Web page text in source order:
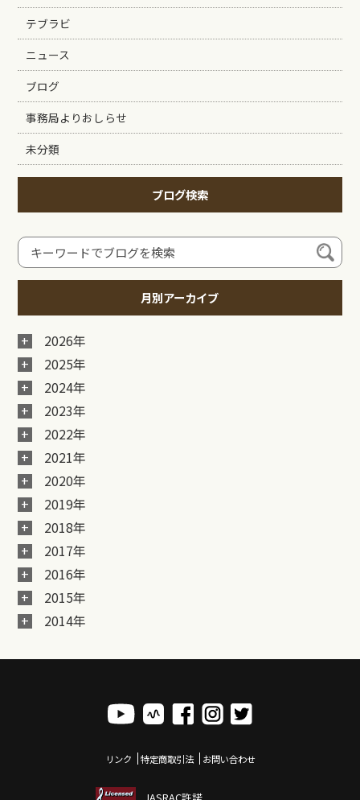
テブラビ
ニュース
ブログ
事務局よりおしらせ
未分類
ブログ検索
月別アーカイブ
2026年
2025年
2024年
2023年
2022年
2021年
2020年
2019年
2018年
2017年
2016年
2015年
2014年
リンク 特定商取引法 お問い合わせ
JASRAC許諾